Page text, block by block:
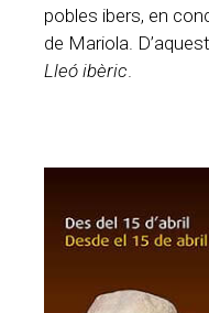
pobles ibers, en
de Mariola.
Lleó ibèric